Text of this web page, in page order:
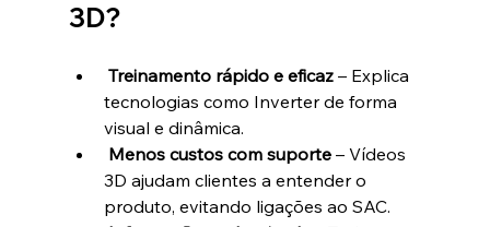
3D?
Treinamento rápido e eficaz – Explica
tecnologias como Inverter de forma
visual e dinâmica.
Menos custos com suporte – Vídeos
3D ajudam clientes a entender o
produto, evitando ligações ao SAC.